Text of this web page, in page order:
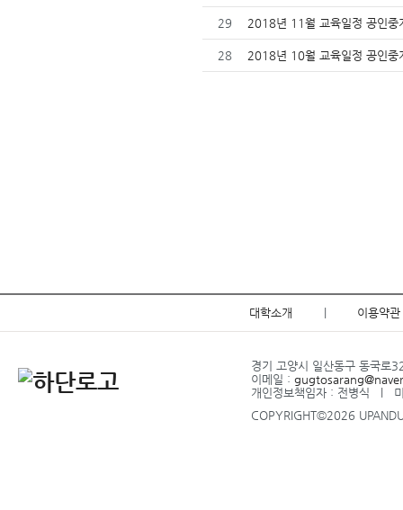
29 2018년 11월 교육일정 공인중
28 2018년 10월 교육일정 공인중
대학소개 이용약관
경기 고양시 일산동구 동
이메일 :
개인정보책임자 : 전병식 l 미
COPYRIGHT©2026